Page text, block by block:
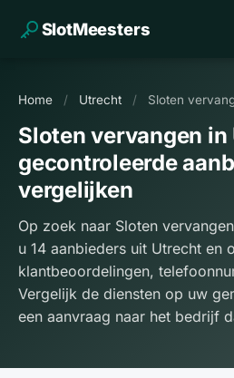
SlotMeesters
Home / Utrecht / Sloten
Sloten vervangen in
gecontroleerde
vergelijken
Op zoek naar Sloten
u 14 aanbieders uit Utrecht en
klantbeoordelingen,
Vergelijk de diensten op uw
een aanvraag naar het bedrijf